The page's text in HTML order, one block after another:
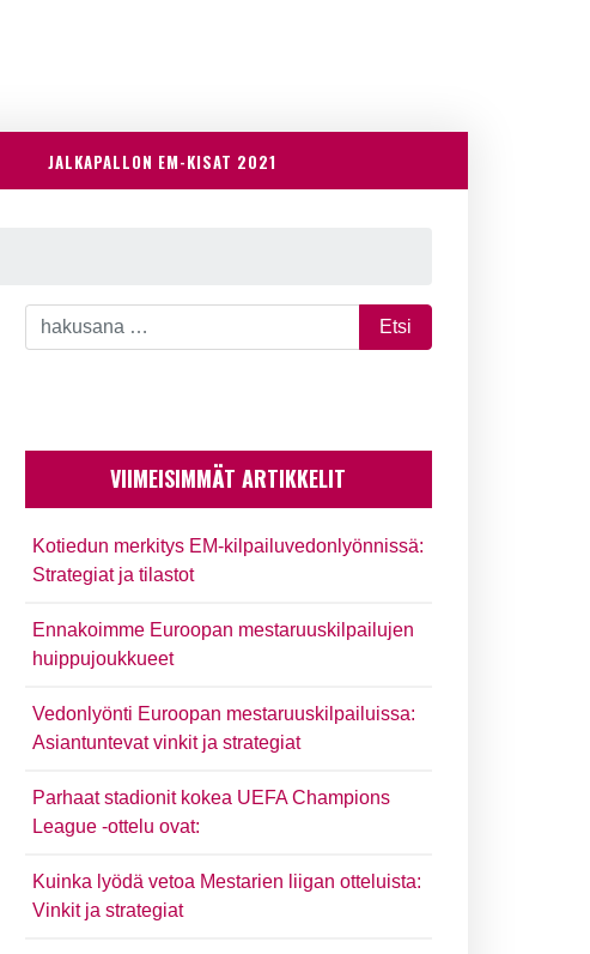
JALKAPALLON EM-KISAT 2021
VIIMEISIMMÄT ARTIKKELIT
Kotiedun merkitys EM-kilpailuvedonlyönnissä:
Strategiat ja tilastot
Ennakoimme Euroopan mestaruuskilpailujen
huippujoukkueet
Vedonlyönti Euroopan mestaruuskilpailuissa:
Asiantuntevat vinkit ja strategiat
Parhaat stadionit kokea UEFA Champions
League -ottelu ovat:
Kuinka lyödä vetoa Mestarien liigan otteluista:
Vinkit ja strategiat